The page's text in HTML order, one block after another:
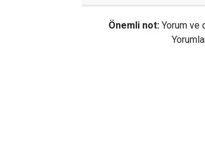
Önemli not: Yorum ve